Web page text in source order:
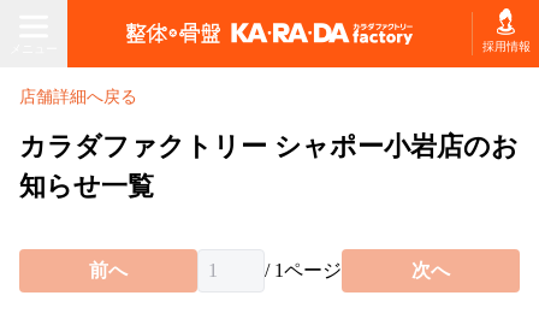
採用情報
ホーム
初回体験プラン
店舗詳細へ戻る
カラダファクトリー シャポー小岩店のお
知らせ一覧
前へ / 1ページ 次へ